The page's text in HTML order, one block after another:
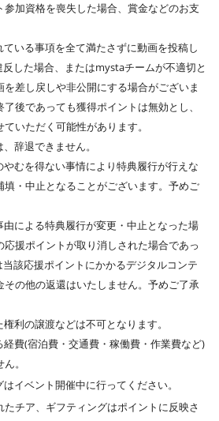
加資格を喪失した場合、賞金などのお支
いる事項を全て満たさずに動画を投稿し
した場合、またはmystaチームが不適切と
差し戻しや非公開にする場合がございま
後であっても獲得ポイントは無効とし、
いただく可能性があります。
辞退できません。
むを得ない事情により特典履行が行えな
填・中止となることがございます。予めご
による特典履行が変更・中止となった場
援ポイントが取り消しされた場合であっ
該応援ポイントにかかるデジタルコンテ
その他の返還はいたしません。予めご了承
利の譲渡などは不可となります。
費(宿泊費・交通費・稼働費・作業費など)
。
イベント開催中に行ってください。
チア、ギフティングはポイントに反映さ